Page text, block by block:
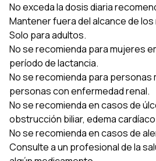
No exceda la dosis diaria
Mantener fuera del alcance de los
Solo para adultos.
No se recomienda para mujeres
período de lactancia.
No se recomienda para personas
personas con enfermedad renal.
No se recomienda en casos de
obstrucción biliar, edema
No se recomienda en casos de
Consulte a un profesional de la